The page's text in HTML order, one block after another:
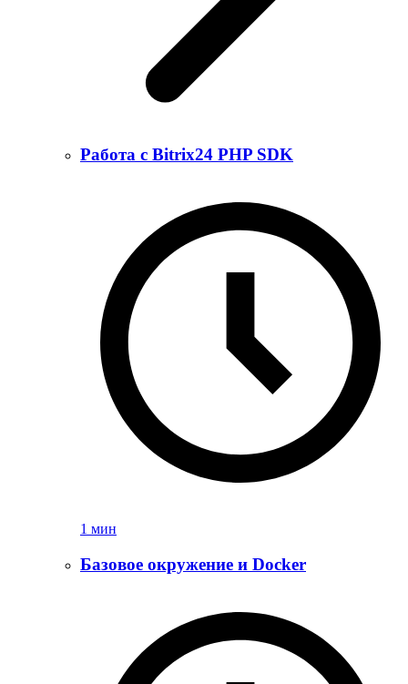
Работа с Bitrix24 PHP SDK
1 мин
Базовое окружение и Docker